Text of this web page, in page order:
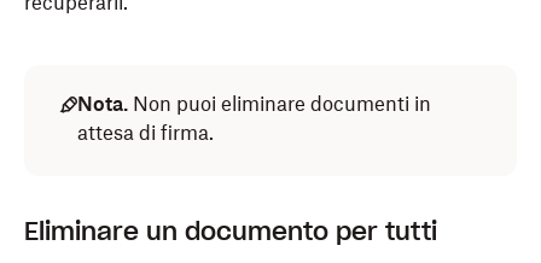
Nota. Non puoi eliminare documenti in
attesa di firma.
Eliminare un documento per tutti